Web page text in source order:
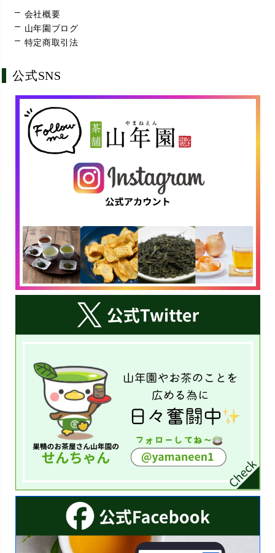
会社概要
山年園ブログ
特定商取引法
公式SNS